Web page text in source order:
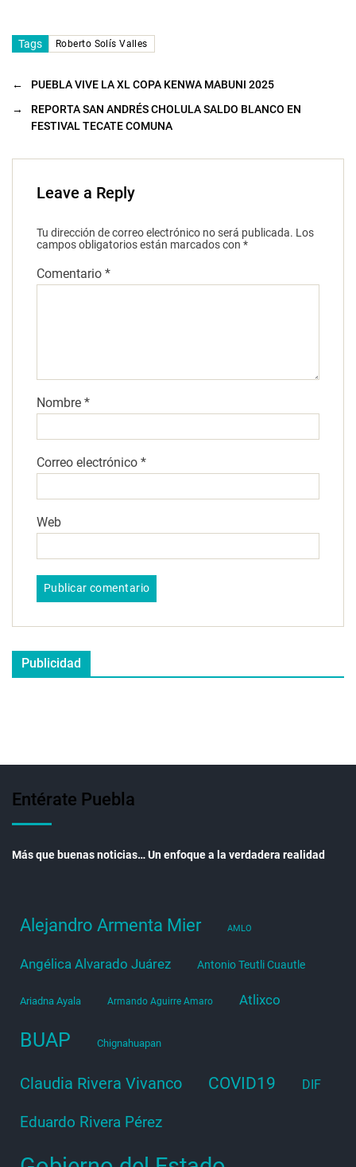
Tags Roberto Solís Valles
←
PUEBLA VIVE LA XL COPA KENWA MABUNI 2025
→
REPORTA SAN ANDRÉS CHOLULA SALDO BLANCO EN
FESTIVAL TECATE COMUNA
Leave a Reply
Tu dirección de correo electrónico no será publicada. Los
campos obligatorios están marcados con *
Comentario *
Nombre *
Correo electrónico *
Web
Publicidad
Entérate Puebla
Más que buenas noticias… Un enfoque a la verdadera realidad
Alejandro Armenta Mier AMLO
Angélica Alvarado Juárez Antonio Teutli Cuautle
Ariadna Ayala Armando Aguirre Amaro Atlixco
BUAP Chignahuapan
Claudia Rivera Vivanco COVID19 DIF
Eduardo Rivera Pérez